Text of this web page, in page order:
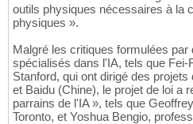
outils physiques nécessaires à la
physiques ».
Malgré les critiques formulées
spécialisés dans l'IA, tels que Fei-
Stanford, qui ont dirigé des
et Baidu (Chine), le projet de loi a
parrains de l'IA », tels que
Toronto, et Yoshua Bengio,